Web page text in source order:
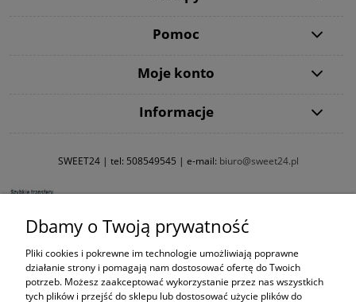
Pomoc
Moje konto
Informacje
SWEET24 | tel: 508549545 | e-mail: biuro@sweet24.pl
Dbamy o Twoją prywatność
Pliki cookies i pokrewne im technologie umożliwiają poprawne
działanie strony i pomagają nam dostosować ofertę do Twoich
potrzeb. Możesz zaakceptować wykorzystanie przez nas wszystkich
tych plików i przejść do sklepu lub dostosować użycie plików do